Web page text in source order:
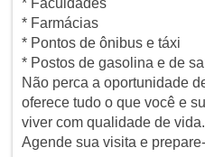
* Faculdades
* Farmácias
* Pontos de ônibus e táxi
* Postos de gasolina e de
Não perca a oportunidade
oferece tudo o que você e
viver com qualidade de vida.
Agende sua visita e